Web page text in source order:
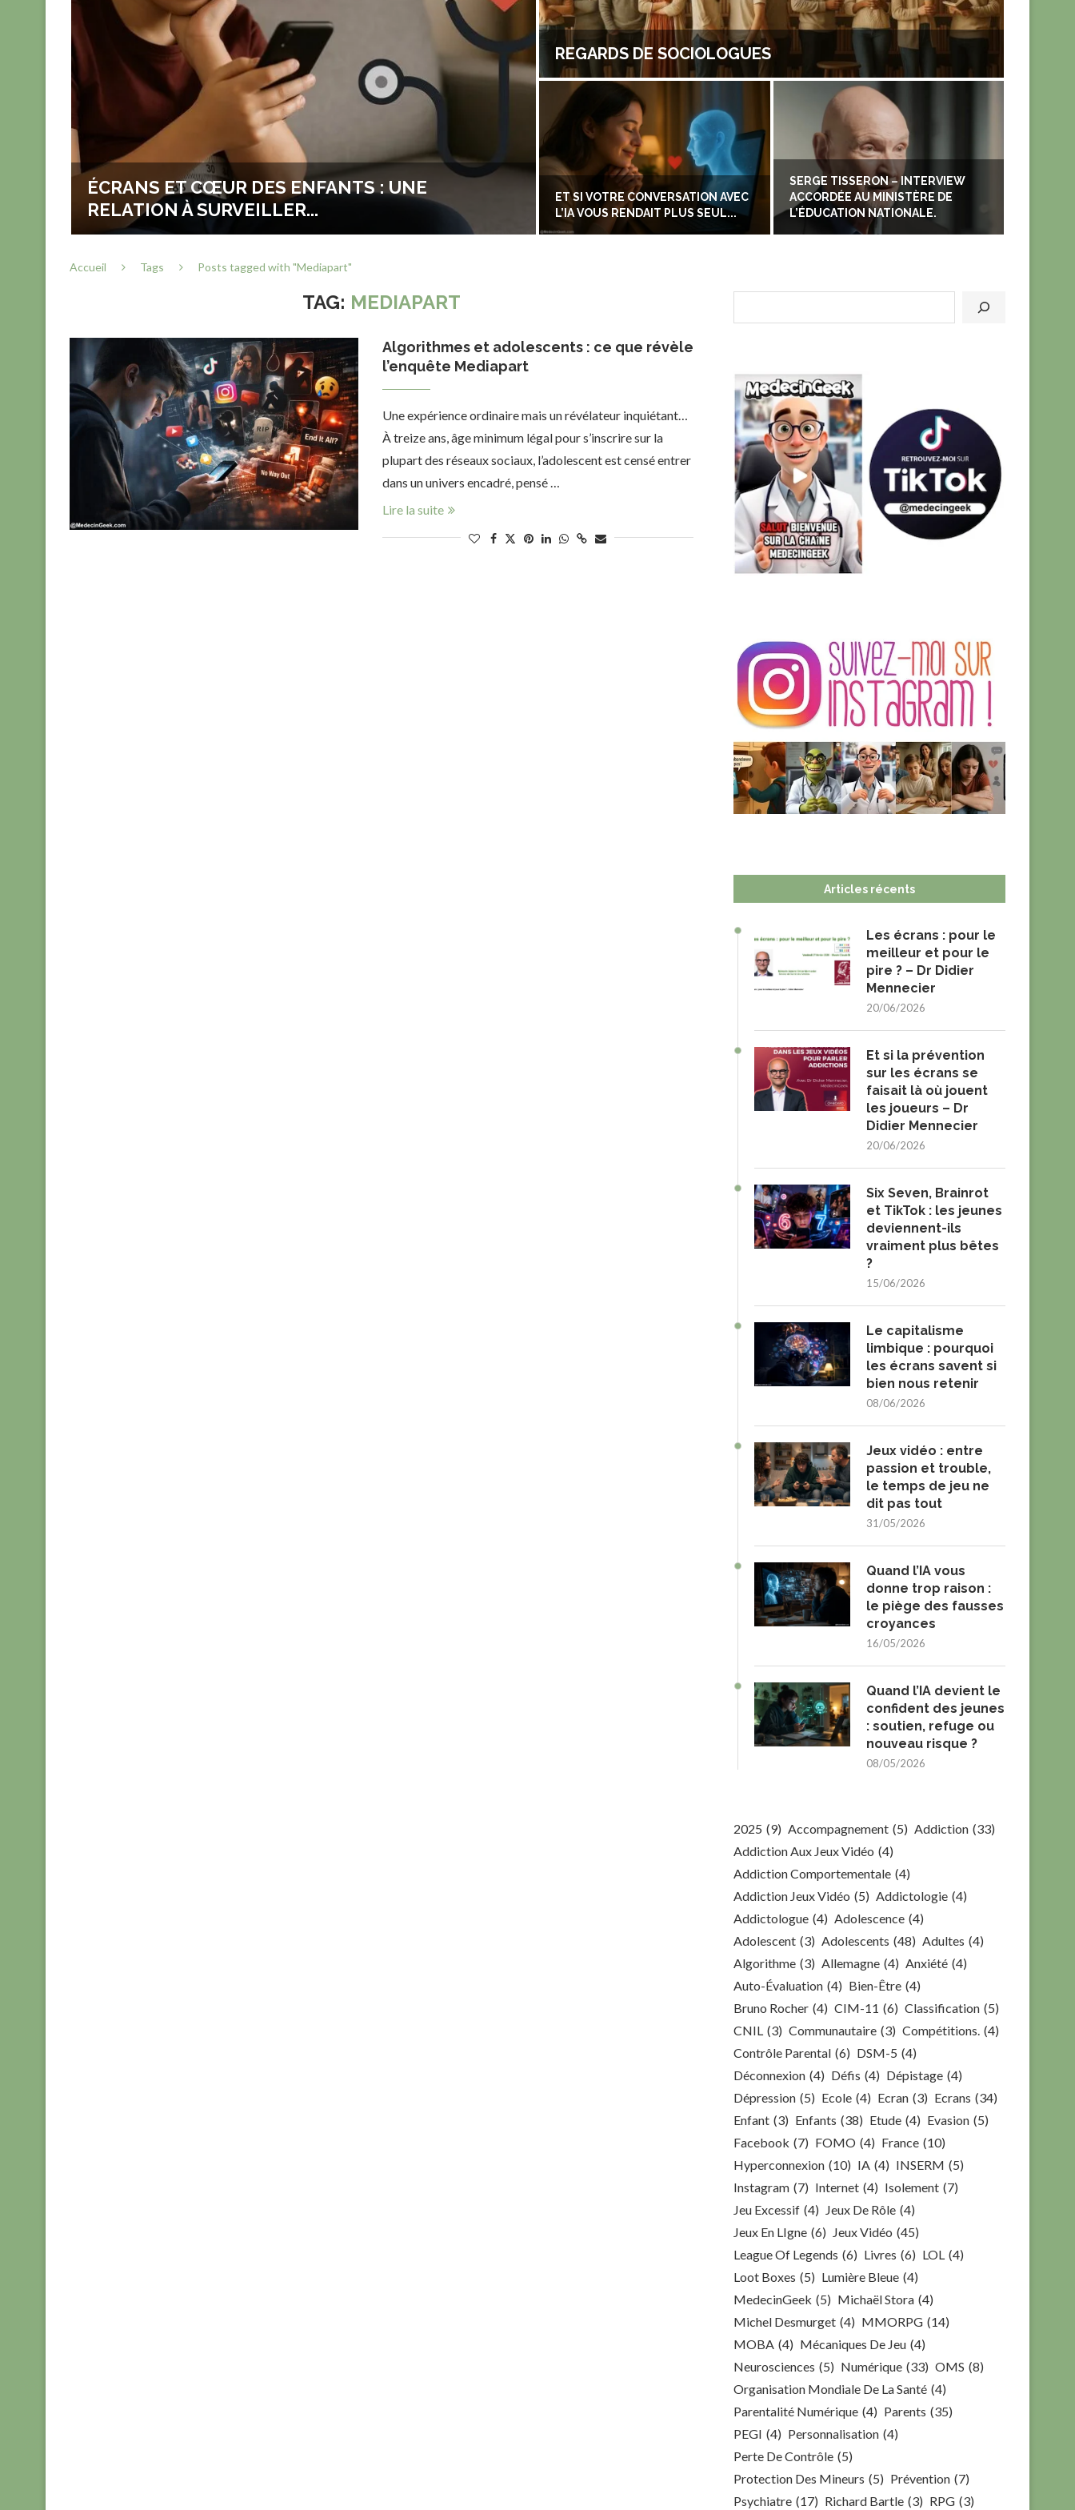
ÉCRANS ET CŒUR DES ENFANTS : UNE
RELATION À SURVEILLER...
REGARDS DE SOCIOLOGUES
ET SI VOTRE CONVERSATION AVEC
L’IA VOUS RENDAIT PLUS SEUL...
SERGE TISSERON – INTERVIEW
ACCORDÉE AU MINISTÈRE DE
L’ÉDUCATION NATIONALE.
Accueil Tags Posts tagged with "Mediapart"
TAG: MEDIAPART
Algorithmes et adolescents : ce que révèle
l’enquête Mediapart
Une expérience ordinaire mais un révélateur inquiétant…
À treize ans, âge minimum légal pour s’inscrire sur la
plupart des réseaux sociaux, l’adolescent est censé entrer
dans un univers encadré, pensé …
Lire la suite
Articles récents
Les écrans : pour le
meilleur et pour le
pire ? – Dr Didier
Mennecier
20/06/2026
Et si la prévention
sur les écrans se
faisait là où jouent
les joueurs – Dr
Didier Mennecier
20/06/2026
Six Seven, Brainrot
et TikTok : les jeunes
deviennent-ils
vraiment plus bêtes
?
15/06/2026
Le capitalisme
limbique : pourquoi
les écrans savent si
bien nous retenir
08/06/2026
Jeux vidéo : entre
passion et trouble,
le temps de jeu ne
dit pas tout
31/05/2026
Quand l’IA vous
donne trop raison :
le piège des fausses
croyances
16/05/2026
Quand l’IA devient le
confident des jeunes
: soutien, refuge ou
nouveau risque ?
08/05/2026
2025 (9) Accompagnement (5) Addiction (33)
Addiction Aux Jeux Vidéo (4)
Addiction Comportementale (4)
Addiction Jeux Vidéo (5) Addictologie (4)
Addictologue (4) Adolescence (4)
Adolescent (3) Adolescents (48) Adultes (4)
Algorithme (3) Allemagne (4) Anxiété (4)
Auto-Évaluation (4) Bien-Être (4)
Bruno Rocher (4) CIM-11 (6) Classification (5)
CNIL (3) Communautaire (3) Compétitions. (4)
Contrôle Parental (6) DSM-5 (4)
Déconnexion (4) Défis (4) Dépistage (4)
Dépression (5) Ecole (4) Ecran (3) Ecrans (34)
Enfant (3) Enfants (38) Etude (4) Evasion (5)
Facebook (7) FOMO (4) France (10)
Hyperconnexion (10) IA (4) INSERM (5)
Instagram (7) Internet (4) Isolement (7)
Jeu Excessif (4) Jeux De Rôle (4)
Jeux En LIgne (6) Jeux Vidéo (45)
League Of Legends (6) Livres (6) LOL (4)
Loot Boxes (5) Lumière Bleue (4)
MedecinGeek (5) Michaël Stora (4)
Michel Desmurget (4) MMORPG (14)
MOBA (4) Mécaniques De Jeu (4)
Neurosciences (5) Numérique (33) OMS (8)
Organisation Mondiale De La Santé (4)
Parentalité Numérique (4) Parents (35)
PEGI (4) Personnalisation (4)
Perte De Contrôle (5)
Protection Des Mineurs (5) Prévention (7)
Psychiatre (17) Richard Bartle (3) RPG (3)